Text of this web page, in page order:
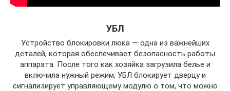
УБЛ
Устройство блокировки люка — одна из важнейших
деталей, которая обеспечивает безопасность работы
аппарата. После того как хозяйка загрузила белье и
включила нужный режим, УБЛ блокирует дверцу и
сигнализирует управляющему модулю о том, что можно